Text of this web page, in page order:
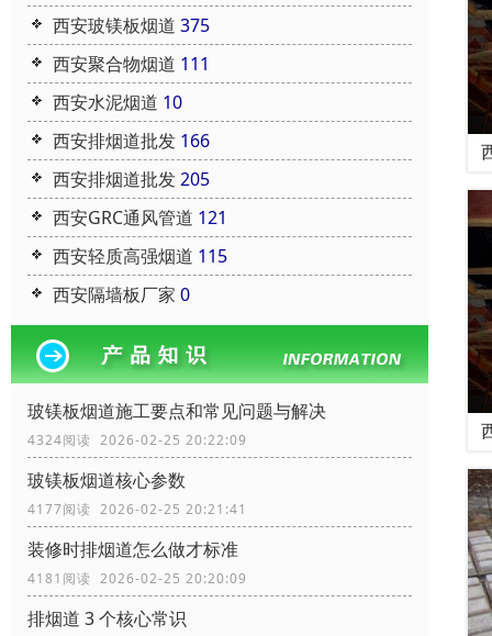
西安玻镁板烟道 375
西安聚合物烟道 111
西安水泥烟道 10
西安排烟道批发 166
西安排烟道批发205
西安GRC通风管道 121
西安轻质高强烟道 115
西安隔墙板厂家 0
玻镁板烟道施工要点和常见问题与解决
4324阅读 2026-02-25 20:22:09
玻镁板烟道核心参数
4177阅读 2026-02-25 20:21:41
装修时排烟道怎么做才标准
4181阅读 2026-02-25 20:20:09
排烟道 3 个核心常识